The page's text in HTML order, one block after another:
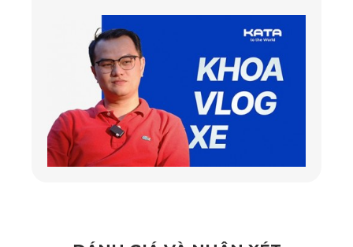
Thảm lót sàn ô tô MG5 màu đen ghế phụ
Xem thêm >>>Thảm lót sàn xe MG4 EV
Thiết kế sang trọng, xứng tầm nội thất MG5
Thảm lót sàn của KATA không chỉ được chú trọng về chất
lượng mà còn về thiết kế. Với kiểu dáng sang trọng và tinh
tế, sản phẩm hoàn toàn phù hợp với nội thất của MG5.